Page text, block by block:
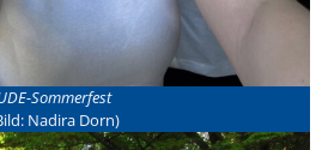
Sommerfest
Nadira Dorn)